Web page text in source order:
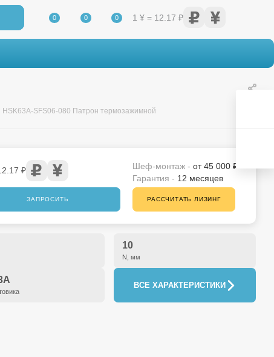
0 0 0 1 ¥ = 12.17 ₽
HSK63A-SFS06-080 Патрон термозажимной
₽
ЗАПРОСИТЬ
Шеф-монтаж - от 45 000 ₽
Гарантия - 12 месяцев
РАССЧИТАТЬ ЛИЗИНГ
10
N, мм
ВСЕ ХАРАКТЕРИСТИКИ